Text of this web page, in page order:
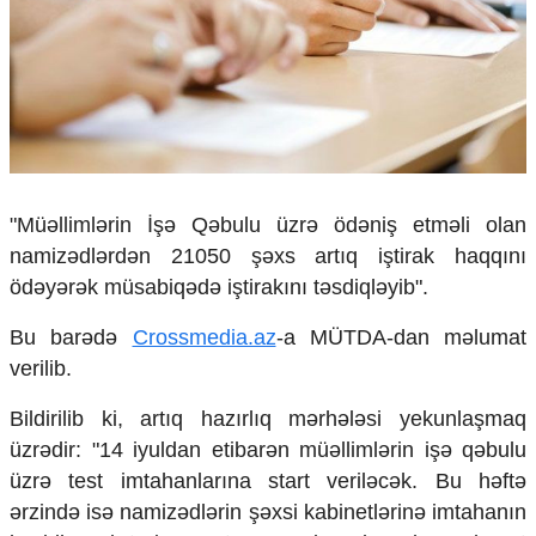
Çarpaz baxış
Təhlil
Siyasi
Geosiyasi
İqtisadi
Sosioloji
Multimedia
Foto
Video
İnfoqrafika
Podcast
Elm və təhsil
Mədəniyyət
Diaspor
Yüksəliş hekayəsi
"Müəllimlərin İşə Qəbulu üzrə ödəniş etməli olan
namizədlərdən 21050 şəxs artıq iştirak haqqını
ödəyərək müsabiqədə iştirakını təsdiqləyib".
Bu barədə Crossmedia.az-a MÜTDA-dan məlumat
verilib.
Bildirilib ki, artıq hazırlıq mərhələsi yekunlaşmaq
üzrədir: "14 iyuldan etibarən müəllimlərin işə qəbulu
üzrə test imtahanlarına start veriləcək. Bu həftə
ərzində isə namizədlərin şəxsi kabinetlərinə imtahanın